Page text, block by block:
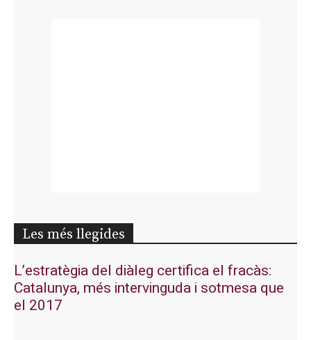
Les més llegides
L’estratègia del diàleg certifica el fracàs:
Catalunya, més intervinguda i sotmesa que
el 2017